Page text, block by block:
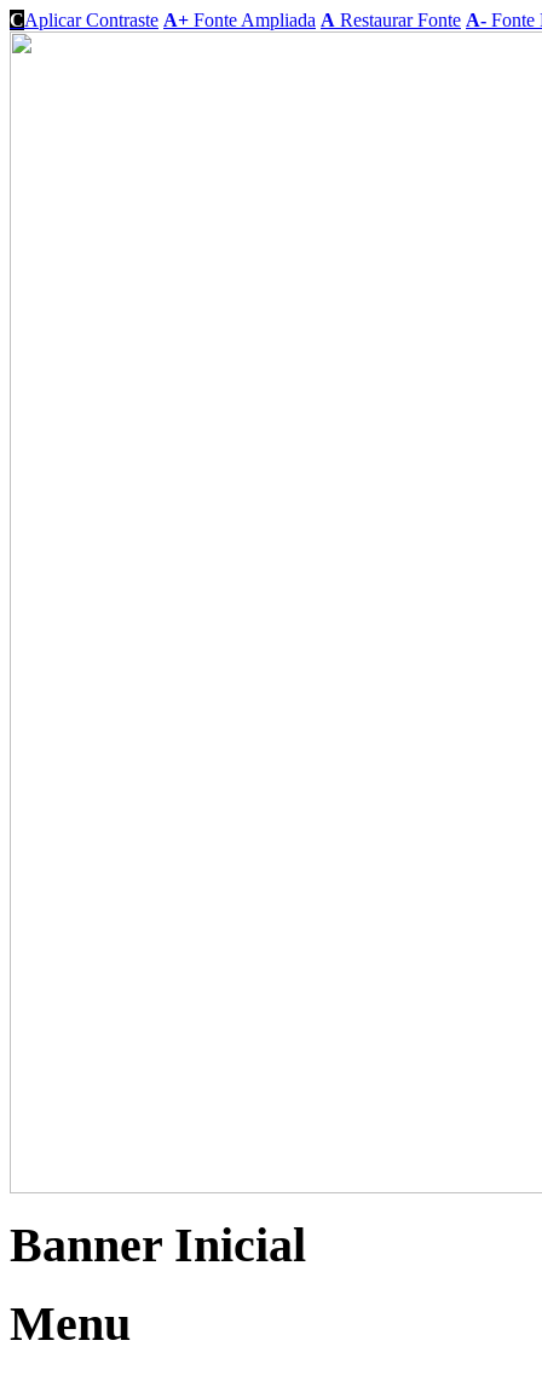
CAplicar Contraste A+ Fonte Ampliada A Restaurar Fonte A- Fonte
Banner Inicial
Menu